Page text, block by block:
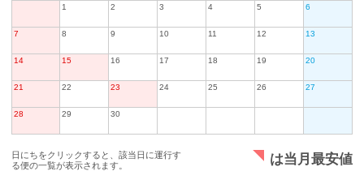
1 2 3 4 5 6
7 8 9 10 11 12 13
14 15 16 17 18 19 20
21 22 23 24 25 26 27
28 29 30
日にちをクリックすると、該当日に運行す
る便の一覧が表示されます。
は当月最安値